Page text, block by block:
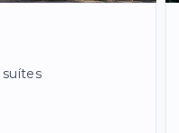
suítes